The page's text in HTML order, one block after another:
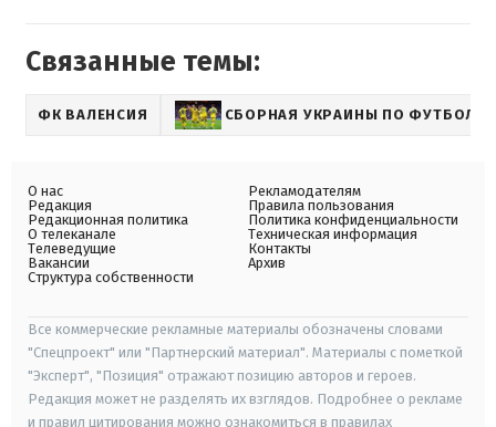
Связанные темы:
ФК ВАЛЕНСИЯ СБОРНАЯ УКРАИНЫ ПО ФУТБОЛУ
О нас
Редакция
Редакционная политика
О телеканале
Телеведущие
Вакансии
Структура собственности
Рекламодателям
Правила пользования
Политика конфиденциальности
Техническая информация
Контакты
Архив
Все коммерческие рекламные материалы обозначены словами
"Спецпроект" или "Партнерский материал". Материалы с пометкой
"Эксперт", "Позиция" отражают позицию авторов и героев.
Редакция может не разделять их взглядов. Подробнее о рекламе
и правил цитирования можно ознакомиться в правилах